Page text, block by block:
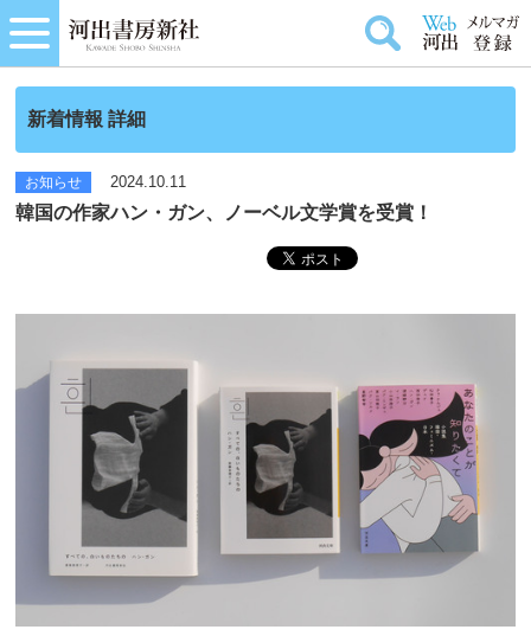
新着情報 詳細
お知らせ 2024.10.11
韓国の作家ハン・ガン、ノーベル文学賞を受賞！